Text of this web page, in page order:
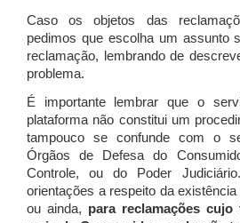
Caso os objetos das
pedimos que escolha um assunto
reclamação, lembrando de
problema.
É importante lembrar que o
plataforma não constitui um
tampouco se confunde com o
Órgãos de Defesa do
Controle, ou do Poder
orientações a respeito da
ou ainda, para reclamações